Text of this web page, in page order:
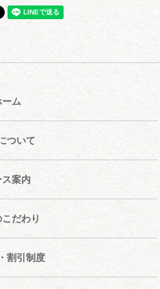
ム
ついて
ス案内
だわり
割引制度